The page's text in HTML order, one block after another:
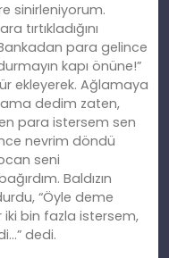
sinirleniyorum.
tırtıkladığını
para gelince
kapı önüne!”
ekleyerek. Ağlamaya
dedim zaten,
para istersem sen
nevrim döndü
seni
Baldızın
“Öyle deme
bin fazla istersem,
dedi.